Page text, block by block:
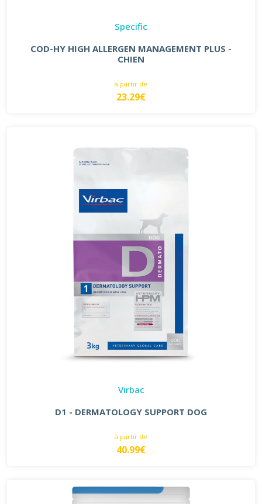
Specific
COD-HY HIGH ALLERGEN MANAGEMENT PLUS -
CHIEN
à partir de
23.29€
Virbac
D1 - DERMATOLOGY SUPPORT DOG
à partir de
40.99€